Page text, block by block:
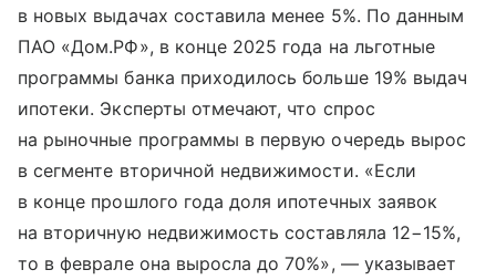
в новых выдачах составила менее 5%. По данным
ПАО «Дом.РФ», в конце 2025 года на льготные
программы банка приходилось больше 19% выдач
ипотеки. Эксперты отмечают, что спрос
на рыночные программы в первую очередь вырос
в сегменте вторичной недвижимости. «Если
в конце прошлого года доля ипотечных заявок
на вторичную недвижимость составляла 12−15%,
то в феврале она выросла до 70%», — указывает